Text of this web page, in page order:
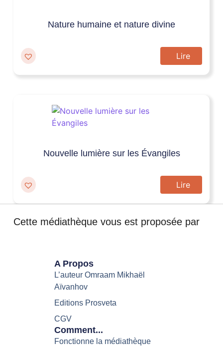
Nature humaine et nature divine
Lire
Nouvelle lumière sur les Évangiles
Lire
Cette médiathèque vous est proposée par
A Propos
L’auteur Omraam Mikhaël
Aïvanhov
Editions Prosveta
CGV
Comment...
Fonctionne la médiathèque